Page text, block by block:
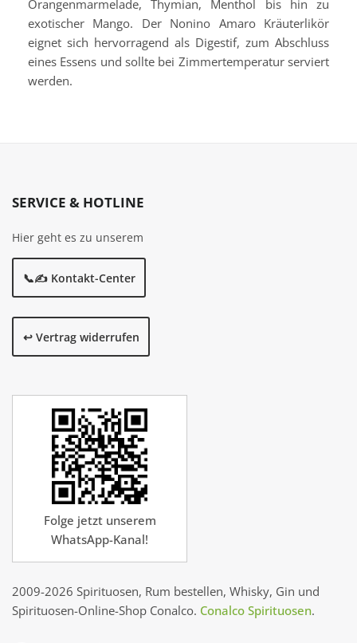
Orangenmarmelade, Thymian, Menthol bis hin zu
exotischer Mango. Der Nonino Amaro Kräuterlikör
eignet sich hervorragend als Digestif, zum Abschluss
eines Essens und sollte bei Zimmertemperatur serviert
werden.
SERVICE & HOTLINE
Hier geht es zu unserem
📞✍️ Kontakt-Center
↩️ Vertrag widerrufen
Folge jetzt unserem
WhatsApp-Kanal!
2009-2026 Spirituosen, Rum bestellen, Whisky, Gin und
Spirituosen-Online-Shop Conalco. Conalco Spirituosen.